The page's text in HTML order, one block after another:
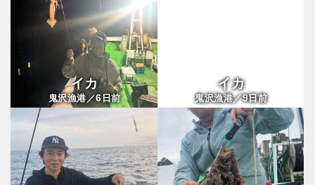
イカ
鬼沢漁港／6日前
イカ
鬼沢漁港／9日前